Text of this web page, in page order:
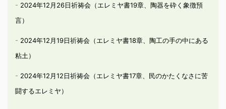
2024年12月26日祈祷会（エレミヤ書19章、陶器を砕く象徴預
言）
2024年12月19日祈祷会（エレミヤ書18章、陶工の手の中にある
粘土）
2024年12月12日祈祷会（エレミヤ書17章、民のかたくなさに苦
闘するエレミヤ）